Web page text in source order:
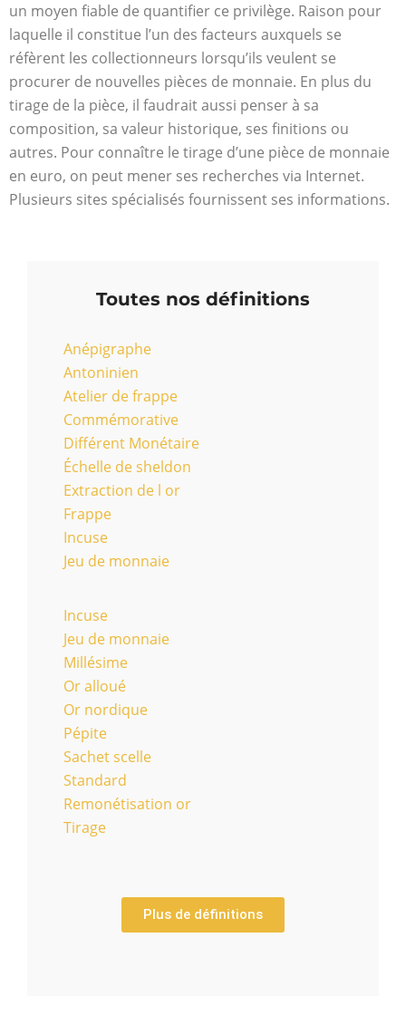
un moyen fiable de quantifier ce privilège. Raison pour
laquelle il constitue l’un des facteurs auxquels se
réfèrent les collectionneurs lorsqu’ils veulent se
procurer de nouvelles pièces de monnaie. En plus du
tirage de la pièce, il faudrait aussi penser à sa
composition, sa valeur historique, ses finitions ou
autres. Pour connaître le tirage d’une pièce de monnaie
en euro, on peut mener ses recherches via Internet.
Plusieurs sites spécialisés fournissent ses informations.
Toutes nos définitions
Anépigraphe
Antoninien
Atelier de frappe
Commémorative
Différent Monétaire
Échelle de sheldon
Extraction de l or
Frappe
Incuse
Jeu de monnaie
Incuse
Jeu de monnaie
Millésime
Or alloué
Or nordique
Pépite
Sachet scelle
Standard
Remonétisation or
Tirage
Plus de définitions